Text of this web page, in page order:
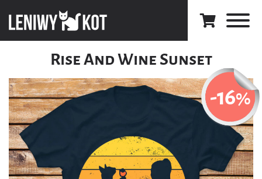
Rise And Wine Sunset
-16%